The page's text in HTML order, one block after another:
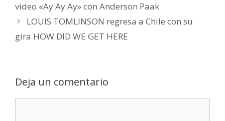
video «Ay Ay Ay» con Anderson Paak
LOUIS TOMLINSON regresa a Chile con su
gira HOW DID WE GET HERE
Deja un comentario